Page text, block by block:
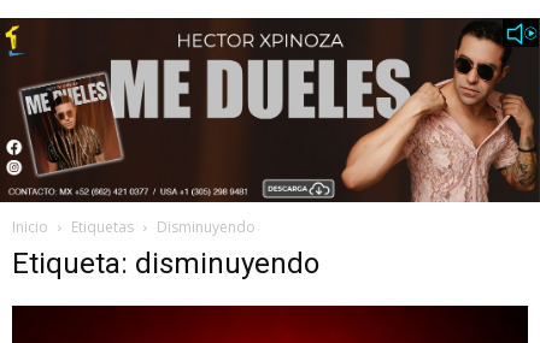
Inicio Etiquetas Disminuyendo
Etiqueta: disminuyendo